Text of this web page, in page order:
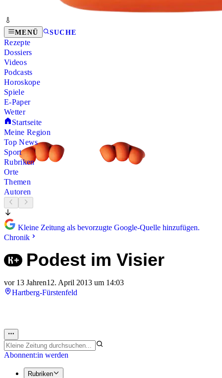
MENÜ SUCHE
Rezepte
Dossiers
Videos
Podcasts
Horoskope
Spiele
E-Paper
Wetter
Startseite
Meine Region
Top News
Sport
Rubriken
Orte
Themen
Autoren
Kleine Zeitung als bevorzugte Google-Quelle hinzufügen.
Chronik
Podest im Visier
vor 13 Jahren12. April 2013 um 14:03
Hartberg-Fürstenfeld
Abonnent:in werden
Rubriken